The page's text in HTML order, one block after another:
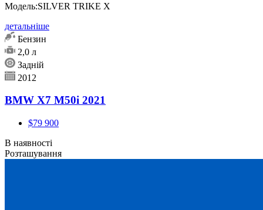
Модель:SILVER TRIKE X
детальніше
Бензин
2,0 л
Задній
2012
BMW X7 M50i 2021
$79 900
В наявності
Розташування